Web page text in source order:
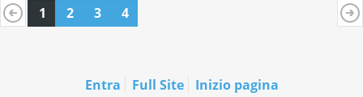
1 2 3 4
Entra Full Site Inizio pagina